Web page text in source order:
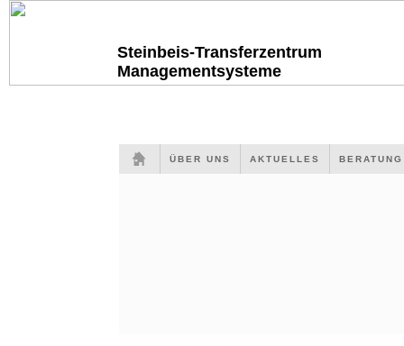
Steinbeis-Transferzentrum
Managementsysteme
ÜBER UNS AKTUELLES